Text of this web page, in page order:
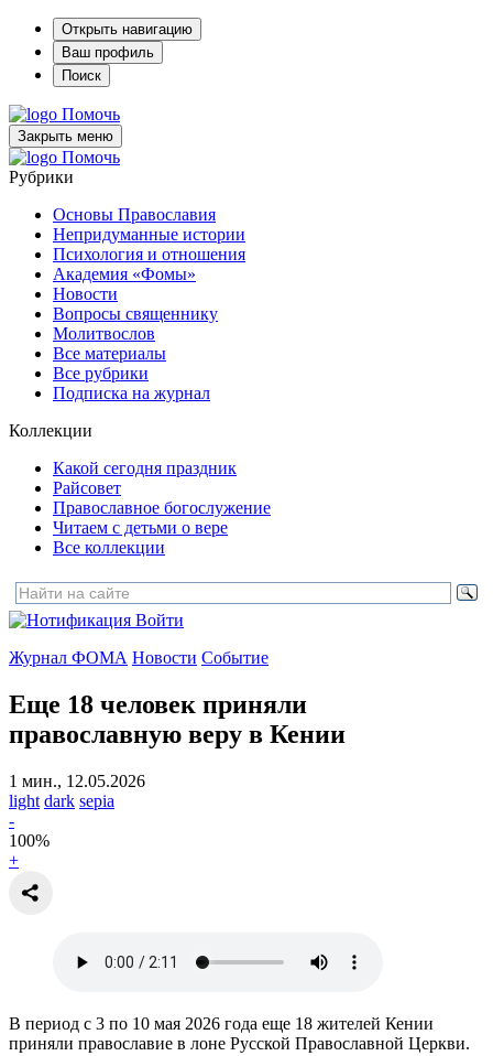
Открыть навигацию
Ваш профиль
Поиск
Помочь
Закрыть меню
Помочь
Рубрики
Основы Православия
Непридуманные истории
Психология и отношения
Академия «Фомы»
Новости
Вопросы священнику
Молитвослов
Все материалы
Все рубрики
Подписка на журнал
Коллекции
Какой сегодня праздник
Райсовет
Православное богослужение
Читаем с детьми о вере
Все коллекции
Войти
Журнал ФОМА Новости Событие
Еще 18 человек приняли
православную веру в Кении
1 мин., 12.05.2026
light dark sepia
-
100%
+
В период с 3 по 10 мая 2026 года еще 18 жителей Кении
приняли православие в лоне Русской Православной Церкви.